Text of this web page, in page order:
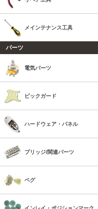
メインテナンス工具
パーツ
電気パーツ
ピックガード
ハードウェア・パネル
ブリッジ/関連パーツ
ペグ